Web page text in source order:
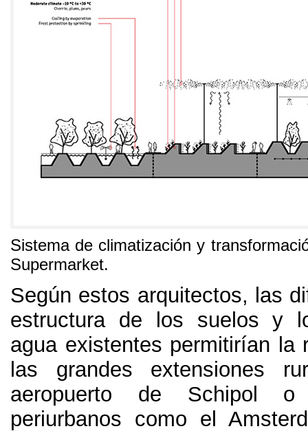
Sistema de climatización y
Supermarket.
Según estos arquitectos, las
estructura de los suelos y
agua existentes permitirían la
las grandes extensiones
aeropuerto de Schipol
periurbanos como el